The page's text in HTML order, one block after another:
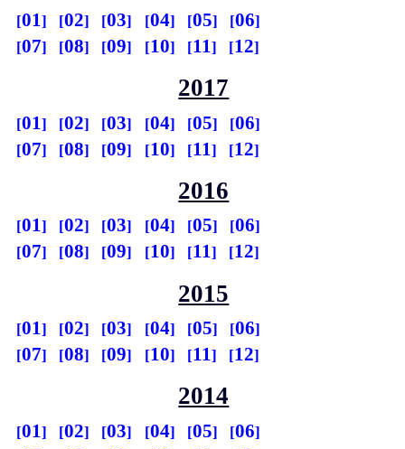
01 02 03 04 05
06
07
08 09 10 11 12
2017
01 02 03 04 05
06
07
08 09 10 11 12
2016
01 02 03 04 05
06
07
08 09 10 11 12
2015
01 02 03 04 05
06
07
08 09 10 11 12
2014
01 02 03 04 05
06